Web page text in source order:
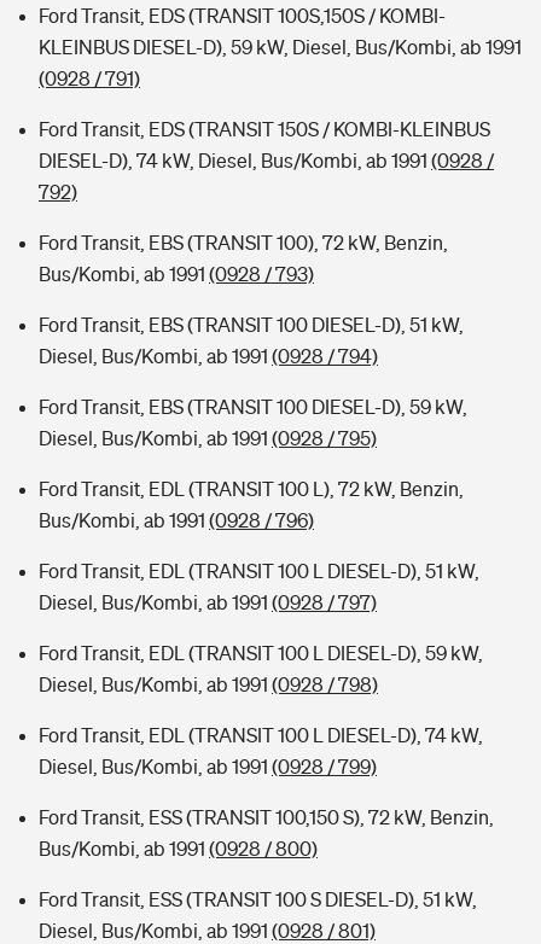
Ford Transit, EDS (TRANSIT 100S,150S / KOMBI-
KLEINBUS DIESEL-D), 59 kW, Diesel, Bus/Kombi, ab 1991
(0928 / 791)
Ford Transit, EDS (TRANSIT 150S / KOMBI-KLEINBUS
DIESEL-D), 74 kW, Diesel, Bus/Kombi, ab 1991 (0928 /
792)
Ford Transit, EBS (TRANSIT 100), 72 kW, Benzin,
Bus/Kombi, ab 1991 (0928 / 793)
Ford Transit, EBS (TRANSIT 100 DIESEL-D), 51 kW,
Diesel, Bus/Kombi, ab 1991 (0928 / 794)
Ford Transit, EBS (TRANSIT 100 DIESEL-D), 59 kW,
Diesel, Bus/Kombi, ab 1991 (0928 / 795)
Ford Transit, EDL (TRANSIT 100 L), 72 kW, Benzin,
Bus/Kombi, ab 1991 (0928 / 796)
Ford Transit, EDL (TRANSIT 100 L DIESEL-D), 51 kW,
Diesel, Bus/Kombi, ab 1991 (0928 / 797)
Ford Transit, EDL (TRANSIT 100 L DIESEL-D), 59 kW,
Diesel, Bus/Kombi, ab 1991 (0928 / 798)
Ford Transit, EDL (TRANSIT 100 L DIESEL-D), 74 kW,
Diesel, Bus/Kombi, ab 1991 (0928 / 799)
Ford Transit, ESS (TRANSIT 100,150 S), 72 kW, Benzin,
Bus/Kombi, ab 1991 (0928 / 800)
Ford Transit, ESS (TRANSIT 100 S DIESEL-D), 51 kW,
Diesel, Bus/Kombi, ab 1991 (0928 / 801)